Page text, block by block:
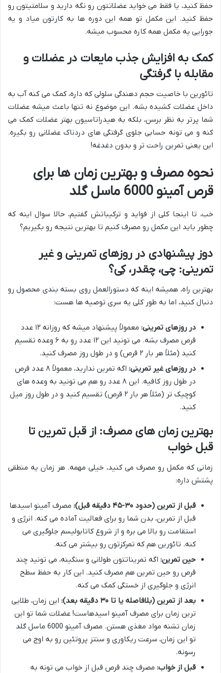
حفظ کنید، یا فقط می خواید عضلاتتون رو نگه دارید و سلامتیتون رو
حفظ کنید. این مکمل تو همه این دوره ها به کارتون میاد و یه
جورایی یه مکمل همه کاره محسوب میشه.
کمک به افزایش جذب مایعات در عضلات و
مقابله با گرفتگی
تائورین با خاصیت حجم دهندگی سلولی که داره، کمک می کنه آب به
داخل عضلات کشیده بشه. این موضوع نه تنها باعث میشه عضلات
شما پرتر به نظر برسن، بلکه به هیدراتاسیون بهتر عضلات کمک می
کنه و می تونه حسابی جلوی گرفتگی های دردناک عضلانی رو بگیره.
این یعنی تمرین راحت تر و بدون دغدغه!
نحوه مصرف و بهترین زمان ها برای
قرص آمینو 6000 ماسل گلد
خب، تا اینجا کلی از فواید و ترکیباتش گفتیم، حالا سوال اینه که
چطور باید این مکمل رو مصرف کنیم تا بهترین نتیجه رو بگیریم؟
دوز پیشنهادی در روزهای تمرینی و غیر
تمرینی: چی، چقدر، کِی؟
بهترین راه، همیشه اینه که دستورالعمل روی بسته بندی محصول رو
دنبال کنید، اما به طور کلی یه سری توصیه ها هست:
در روزهای تمرینی:
معمولاً پیشنهاد میشه که روزانه ۱۲ عدد
قرص مصرف بشه. می تونید این ۱۲ عدد رو به ۶ وعده تقسیم
کنید (مثلاً هر بار ۲ قرص) و در طول روز مصرف کنید.
در روزهای غیر تمرینی:
اگه تمرین ندارید، معمولاً ۸ عدد قرص
در طول روز کافیه. این ۸ عدد رو هم می تونید به وعده های
کوچیک تر (مثلاً هر بار ۲ قرص) تقسیم کنید و در طول روز میل
کنید.
بهترین زمان های مصرف: از قبل تمرین تا
قبل خواب
زمانی که مکمل رو مصرف می کنید، خیلی مهمه. هر زمان یه منطقی
پشتش داره:
قبل از تمرین (حدود ۳۰-۴۵ دقیقه قبل):
مصرف آمینو اسیدها
قبل از تمرین، بدن شما رو برای فعالیت آماده می کنه. انرژی و
استقامت رو بالا می بره و از شروع کاتابولیسم جلوگیری می
کنه. تائورین هم که تمرکزتون رو بیشتر می کنه.
حین تمرین: اگه تمریناتتون طولانی و سنگینه، می تونید چند
قرص رو حین تمرین هم مصرف کنید. این کار به حفظ سطح
انرژی و جلوگیری از خستگی کمک می کنه.
بعد از تمرین (بلافاصله یا تا ۳۰ دقیقه بعد):
این زمان، طلایی
ترین زمان برای مصرف آمینو اسیدهاست! عضلات شما تو این
زمان تشنه مواد مغذی هستن. مصرف آمینو 6000 ماسل گلد
تو این زمان، سرعت ریکاوری و سنتز پروتئین رو به اوج می
رسونه.
قبل از خواب: مصرف چند قرص قبل از خواب می تونه به